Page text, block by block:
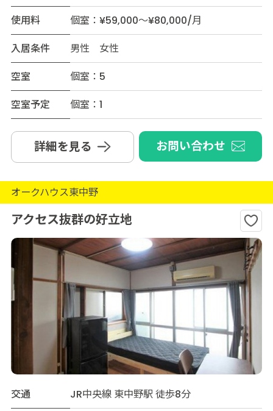
使用料
個室：¥59,000～¥80,000/月
入居条件
男性 女性
空室
個室：5
空室予定
個室：1
詳細を見る お問い合わせ
オークハウス東中野
アクセス抜群の好立地
交通
JR中央線 東中野駅 徒歩8分